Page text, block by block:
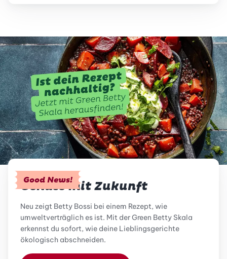
Good News!
Genuss mit Zukunft
Neu zeigt Betty Bossi bei einem Rezept, wie
umweltverträglich es ist. Mit der Green Betty Skala
erkennst du sofort, wie deine Lieblingsgerichte
ökologisch abschneiden.